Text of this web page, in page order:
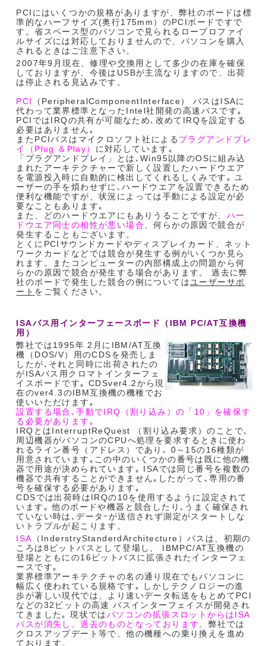
PCIにはいくつかの規格がありますが、弊社のボードは標
準的なハーフサイズ(奥行175mm）のPCIボードですで
す。省スペース型のパソコンで見られるロープロファイ
ルサイズには対応しておりませんので、パソコンを購入
されるときはご注意下さい。
2007年9月現在、修理や交換用として多少の在庫を確保
しておりますが、今後はUSBが主流なりますので、出荷
は停止される見込みです。
PCI
（PeripheralComponentInterface） バスはISAに
代わって業界標準となったIntel社開発の高速バスです｡
PCIではIRQの共有が可能なため､改めてIRQを設定する
必要はありません｡
またPCIバスはマイクロソフト社による プラグアンドプレ
イ（Plug ＆Play） に対応しています｡
「プラグアンドプレイ」とは､Win95以降のOSに組み込
まれたアーキテクチャーで新しく設置したハードウエア
を電源投入時に自動的に検出してくれるしくみです｡ ユ
ーザーの手を煩わせずに､ハードウエアを設置できるため
便利な機能ですが、状況によっては手動による設定が必
要なこともあります｡
また、どのハードウエアにもありうることですが、 ハー
ドウエア同士の相性が悪い場合、何らかの原因で競合が
発生することもございます。
とくにPCIサウンドカードやディスプレイカード、ネット
ワークカードなどでは競合が発生する例がいくつか見ら
れます。またコンピューターの内部構成上の問題から何
らかの原因で競合が発生する場合があります。 過去に弊
社のボードで発生した競合の例についてはユーザーサポ
ート をご覧ください。
ISAバス用インターフェースボード（IBM PC/AT互換機
用）
弊社では1995年 2月にIBM/AT互換
機（DOS/V）用のCDSを発売しま
したが､それと同時に出荷されたの
がISAバス用クロマトインターフェ
イスボードです｡ CDSver4.2から現
在のver4.3のIBM互換機の機種でお
使いいただけます｡
設置する場合､手動でIRQ（割り込み）の「10」を確保す
る必要があります｡
IRQとはInterruptReQuest （割り込み要求）のことで､
周辺機器がパソコンのCPUへ処理を要求するときに使わ
れるライン番号（アドレス）であり､ 0～15の16種類が
用意されています｡この中のいくつかの番号は既に他の機
器で用途が決められています｡ ISAでは同じ番号を複数の
機器で共有することができません｡したがって､専用の番
号を確保する必要があります｡
CDSでは出荷時はIRQの10を使用するように設定されて
います｡ 他のボードや機器と競合したり､うまく確保され
ていない時は､データｰが送信されず測定がスタートしな
いトラブルが起こります。
ISA （InderstryStanderdArchitecture）バスは、初期の
ころは8ビットバスとして登場し、 IBMPC/AT互換機の
登場とともにの16ビットバスに拡張されたインターフェ
ースです｡
業界標準アーキテクチャの名の通り現在でもパソコンに
幅広く使われている規格です｡ しかしテクノロジーの進
歩が著しい現代では、より速いデータ転送をもとめてPCI
などの32ビットの高速 バスインターフェイスが開発され
てきました｡ 現状ではパソコンの拡張スロットからはISA
バスが消失し、過去のものとなっております。 弊社では
クロスアップデート等で、他の機種への乗り換えを進め
ております。